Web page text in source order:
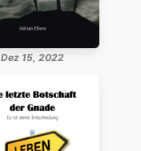
Dez 15, 2022